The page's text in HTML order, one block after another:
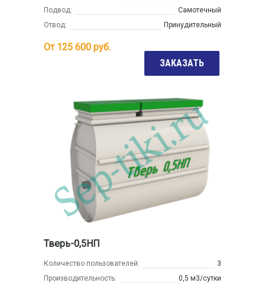
Подвод:
Самотечный
Отвод:
Принудительный
От 125 600 руб.
ЗАКАЗАТЬ
Тверь-0,5НП
Количество пользователей:
3
Производительность:
0,5 м3/сутки